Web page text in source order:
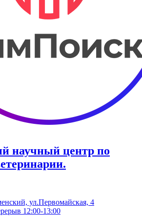
научный центр по
ул.Первомайская, 4
12:00-13:00